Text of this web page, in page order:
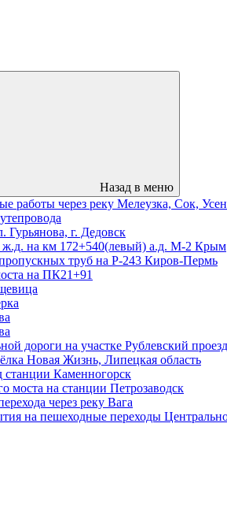
Назад в меню
работы через реку Мелеузка, Сок,
Гурьянова, г. Дедовск
ж.д. на км 172+540(левый) а.д. М-2 Крым
труб на Р-243 Киров-Пермь
на ПК21+91
дороги на участке Рублевский проезд
Новая Жизнь, Липецкая область
станции Каменногорск
моста на станции Петрозаводск
через реку Вага
на пешеходные переходы